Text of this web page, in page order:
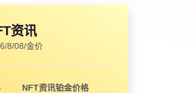
资讯
8/08/金价
NFT资讯铂金价格